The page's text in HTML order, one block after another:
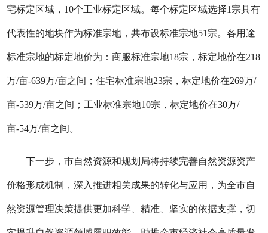
宅标定区域，10个工业标定区域。每个标定区域选择1宗具有
代表性的地块作为标准宗地，共布设标准宗地51宗。各用途
标准宗地的标定地价为：商服标准宗地18宗，标定地价在218
万/亩-639万/亩之间；住宅标准宗地23宗，标定地价在269万/
亩-539万/亩之间；工业标准宗地10宗，标定地价在30万/
亩-54万/亩之间。
下一步，市自然资源和规划局将持续完善自然资源资产
价格形成机制，深入推进相关成果的转化与应用，为全市自
然资源管理决策提供更加科学、精准、坚实的依据支撑，切